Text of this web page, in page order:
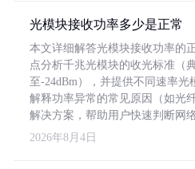
光模块接收功率多少是正常
本文详细解答光模块接收功率的
点分析千兆光模块的收光标准（
至-24dBm），并提供不同速率
解释功率异常的常见原因（如光
解决方案，帮助用户快速判断网
2026年8月4日